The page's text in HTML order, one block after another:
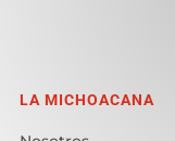
LA MICHOACANA